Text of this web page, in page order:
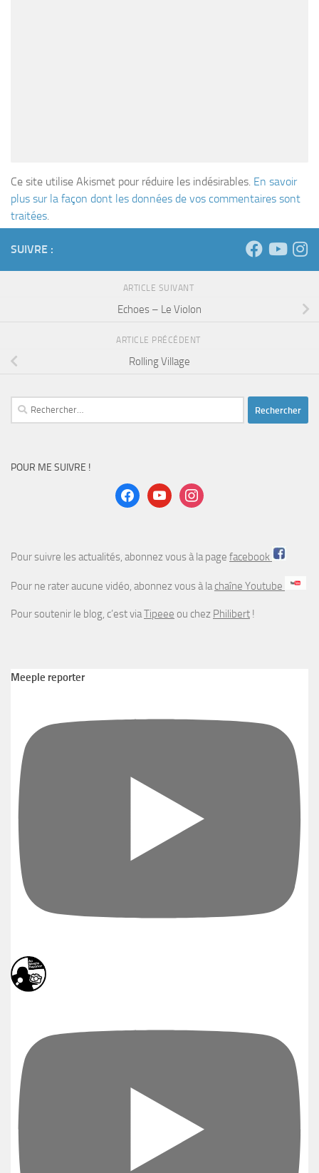
Ce site utilise Akismet pour réduire les indésirables. En savoir
plus sur la façon dont les données de vos commentaires sont
traitées.
SUIVRE :
ARTICLE SUIVANT
Echoes – Le Violon
ARTICLE PRÉCÉDENT
Rolling Village
Rechercher :
POUR ME SUIVRE !
facebookyoutubeinstagram
Pour suivre les actualités, abonnez vous à la page facebook
Pour ne rater aucune vidéo, abonnez vous à lachaîne Youtube
Pour soutenir le blog, c’est viaTipeee ou chez Philibert !
Meeple reporter